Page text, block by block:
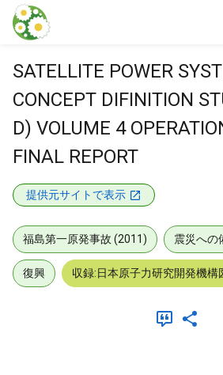
本文に飛ぶ
SATELLITE POWER
CONCEPT DIFINITION
D) VOLUME 4
FINAL REPORT
提供元サイトで表示
福島第一原発事故 (2011) 震災への
復興 収録:日本原子力研究開発機構